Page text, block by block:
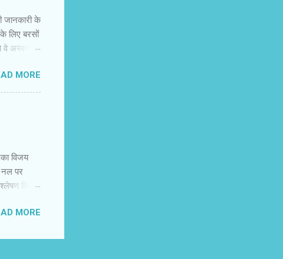
जानकारी के
लिए बरसों
अस्‍वस्‍थ
शो में
कर
और
उनके
MORE
विजय
नल पर
किया
के
बनाई हैहैं.
और
MORE